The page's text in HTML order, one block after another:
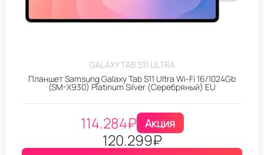
GALAXY TAB S11 ULTRA
Планшет Samsung Galaxy Tab S11 Ultra Wi-Fi 16/1024Gb
(SM-X930) Platinum Silver (Серебряный) EU
114.284₽ Акция
120.299₽